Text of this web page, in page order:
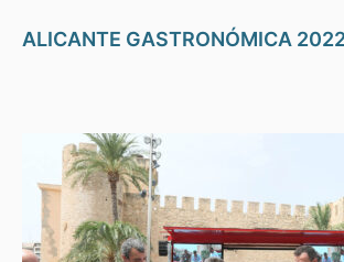
ALICANTE GASTRONÓMICA